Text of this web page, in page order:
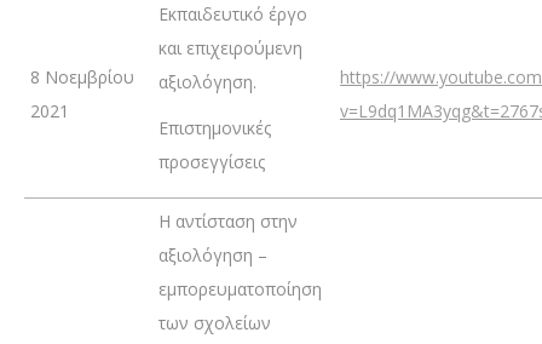
8 Νοεμβρίου
2021
Εκπαιδευτικό έργο
και επιχειρούμενη
αξιολόγηση.
Επιστημονικές
προσεγγίσεις
https://
Η αντίσταση στην
αξιολόγηση –
εμπορευματοποίηση
των σχολείων